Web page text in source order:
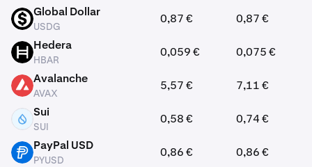
USDG Global Dollar
USDG
0,87 € 0,87 €
HBAR Hedera
HBAR
0,059 € 0,075 €
AVAX Avalanche
AVAX
5,57 € 7,11 €
SUI Sui
SUI
0,58 € 0,74 €
PYUSD PayPal USD
PYUSD
0,86 € 0,86 €